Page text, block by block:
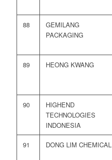
88
GEMILANG
PACKAGING
89 HEONG KWANG
90
HIGHEND
TECHNOLOGIES
INDONESIA
91 DONG LIM CHEMICAL